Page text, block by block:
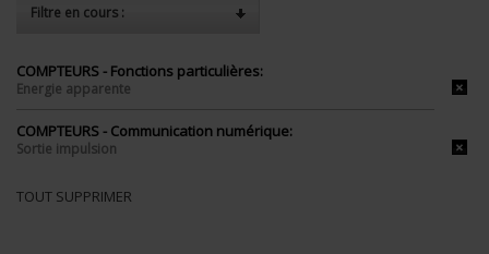
Filtre en cours :
COMPTEURS - Fonctions particulières:
Energie apparente
COMPTEURS - Communication numérique:
Sortie impulsion
TOUT SUPPRIMER